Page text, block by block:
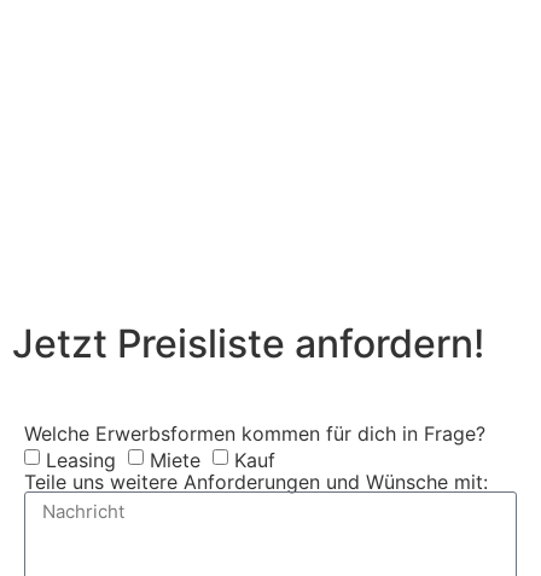
Jetzt Preisliste anfordern!
Welche Erwerbsformen kommen für dich in Frage?
Leasing
Miete
Kauf
Teile uns weitere Anforderungen und Wünsche mit: